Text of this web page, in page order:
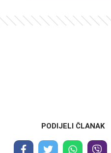
PODIJELI ČLANAK